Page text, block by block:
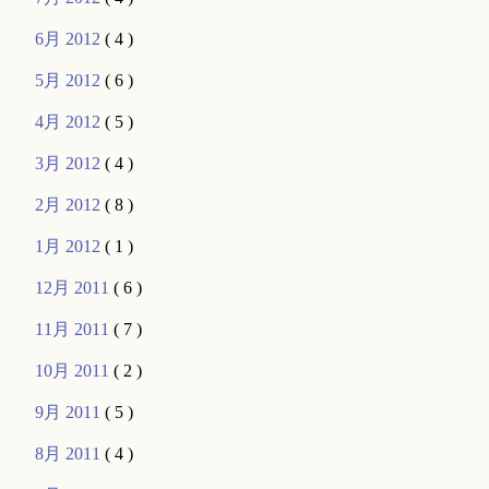
6月 2012( 4 )
5月 2012( 6 )
4月 2012( 5 )
3月 2012( 4 )
2月 2012( 8 )
1月 2012( 1 )
12月 2011( 6 )
11月 2011( 7 )
10月 2011( 2 )
9月 2011( 5 )
8月 2011( 4 )